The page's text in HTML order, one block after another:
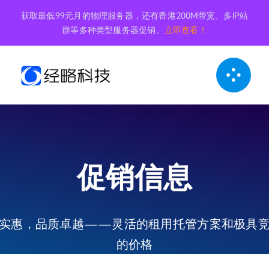
内
获取最低99元月的物理服务器，还有香港200M带宽、多IP站
群等多种类型服务器促销。 立即查看！
促销信息
惠，品质卓越——灵活的租用托管方案和极具
的价格